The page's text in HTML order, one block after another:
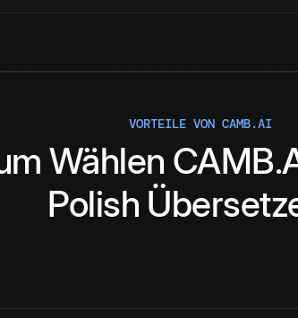
VORTEILE VON CAMB.AI
Wählen
Polish